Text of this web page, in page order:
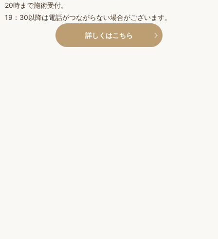
20時まで施術受付。
19：30以降は電話がつながらない場合がございます。
詳しくはこちら